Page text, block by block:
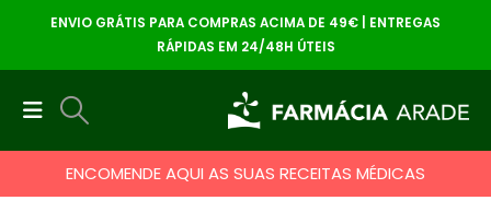
ENVIO GRÁTIS PARA COMPRAS ACIMA DE 49€ | ENTREGAS
RÁPIDAS EM 24/48H ÚTEIS
ENCOMENDE AQUI AS SUAS RECEITAS MÉDICAS